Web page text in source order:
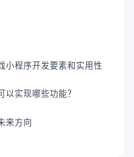
小程序开发要素和实用性
以实现哪些功能？
来方向